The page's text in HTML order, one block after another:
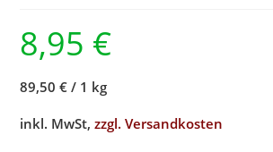
8,95 €
89,50 € / 1 kg
inkl. MwSt,zzgl. Versandkosten